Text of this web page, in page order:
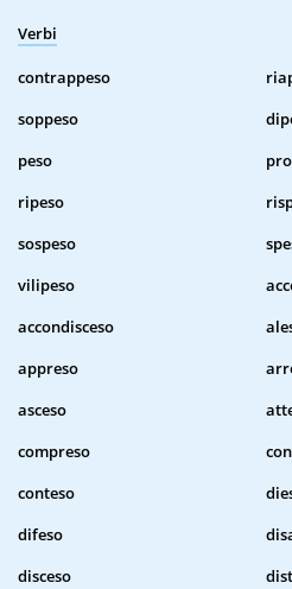
Verbi
contrappeso
soppeso
peso
ripeso
sospeso
vilipeso
accondisceso
appreso
asceso
compreso
conteso
difeso
disceso